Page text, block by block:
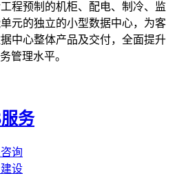
程预制的机柜、配电、制冷、监
元的独立的小型数据中心，为客
中心整体产品及交付，全面提升
管理水平。
务
询
设